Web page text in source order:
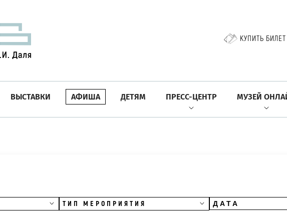
КУПИТЬ БИЛЕТ
ВЫСТАВКИ АФИША ДЕТЯМ ПРЕСС-ЦЕНТР МУЗЕЙ
ТИП МЕРОПРИЯТИЯ